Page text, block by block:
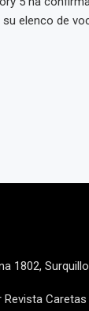
elenco de
1802,
Caretas